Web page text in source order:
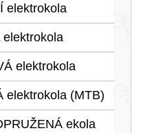
elektrokola
elektrokola
elektrokola
elektrokola (MTB)
ekola